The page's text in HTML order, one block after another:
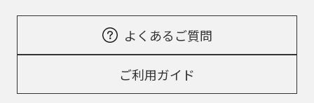
よくあるご質問
ご利用ガイド